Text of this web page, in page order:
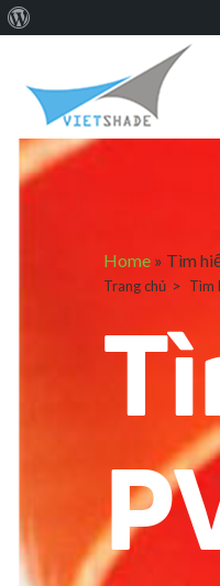
Home » Tìm
Trang chủ Tìm
về
WordPress